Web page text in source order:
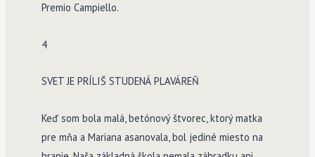
Premio Campiello.
4
SVET JE PRÍLIŠ STUDENÁ PLAVÁREŇ
Keď som bola malá, betónový štvorec, ktorý matka
pre mňa a Mariana asanovala, bol jediné miesto na